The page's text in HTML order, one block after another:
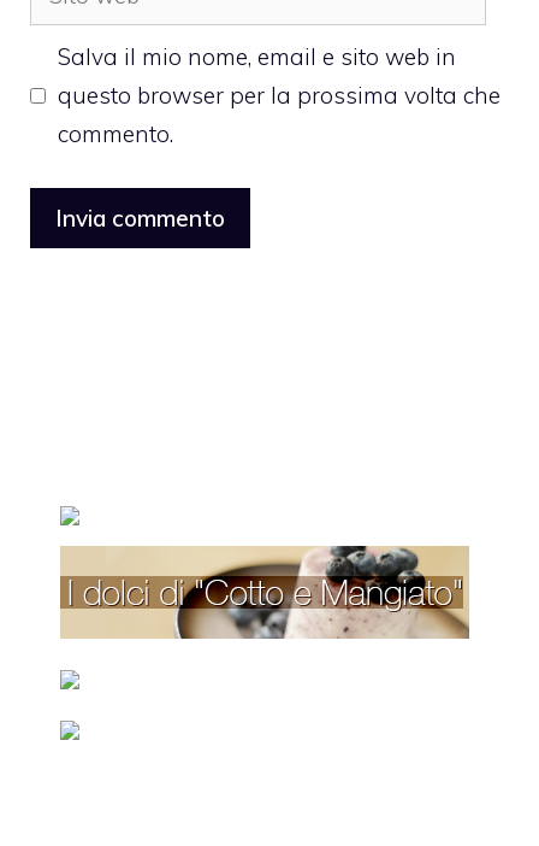
web
Salva il mio nome, email e sito web in
questo browser per la prossima volta che
commento.